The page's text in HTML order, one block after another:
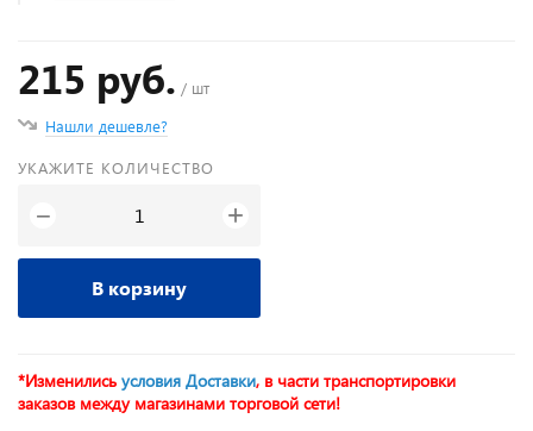
215 руб. / шт
Нашли дешевле?
УКАЖИТЕ КОЛИЧЕСТВО
− +
В корзину
*Изменились условия Доставки, в части транспортировки
заказов между магазинами торговой сети!